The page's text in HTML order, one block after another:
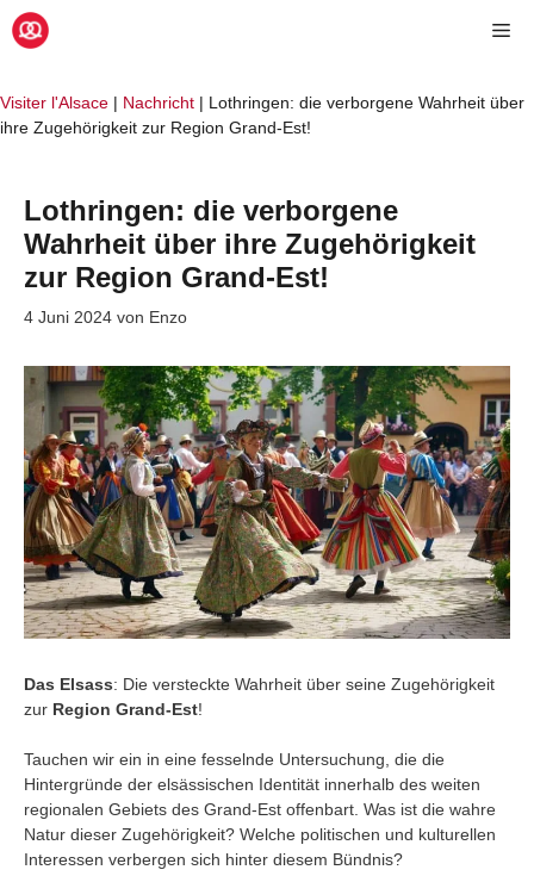
Zum
Inhalt
Visiter l'Alsace | Nachricht | Lothringen: die verborgene Wahrheit über
ihre Zugehörigkeit zur Region Grand-Est!
Lothringen: die verborgene
Wahrheit über ihre Zugehörigkeit
zur Region Grand-Est!
4 Juni 2024 von Enzo
Das Elsass: Die versteckte Wahrheit über seine Zugehörigkeit
zur Region Grand-Est!
Tauchen wir ein in eine fesselnde Untersuchung, die die
Hintergründe der elsässischen Identität innerhalb des weiten
regionalen Gebiets des Grand-Est offenbart. Was ist die wahre
Natur dieser Zugehörigkeit? Welche politischen und kulturellen
Interessen verbergen sich hinter diesem Bündnis?